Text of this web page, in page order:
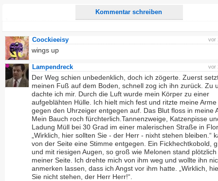
Kommentar schreiben
vor
Coockieeisy
wings up
vor
Lampendreck
Der Weg schien unbedenklich, doch ich zögerte. Zuerst
meinen Fuß auf dem Boden, schnell zog ich ihn zurück. Zu
dachte ich mir. Durch die Luft wurde mein Körper zu einer
aufgeblähten Hülle. Ich hielt mich fest und ritzte meine
gegen den Uhrzeiger entgegen auf. Das Blut floss in meine
Mein Bauch roch fürchterlich.Tannenzweige, Katzenpisse
Ladung Müll bei 30 Grad im einer malerischen Straße in
„Wirklich, hier sollten Sie - der Herr - nixht stehen bleiben.“
von der Seite eine Stimme entgegen. Ein Fickhechtkobold,
und mit riesigen Augen, so groß wie Melonen stand plötzlich
meiner Seite. Ich drehte mich von ihm weg und wollte ihn
anmerken lassen, dass ich Angst vor ihm hatte. „Wirklich,
Sie nicht stehen, der Herr Herr!“.